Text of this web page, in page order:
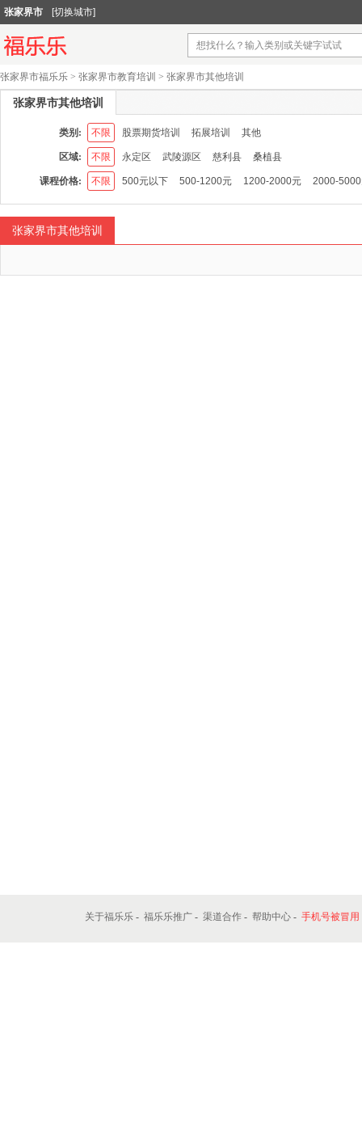
张家界市 [切换城市]
张家界市福乐乐 > 张家界市教育培训 > 张家界市其他培训
张家界市其他培训
类别: 不限 股票期货培训 拓展培训 其他
区域: 不限 永定区 武陵源区 慈利县 桑植县
课程价格: 不限 500元以下 500-1200元 1200-2000元 2000-
张家界市其他培训
关于福乐乐 - 福乐乐推广 - 渠道合作 - 帮助中心 - 手机号被冒用